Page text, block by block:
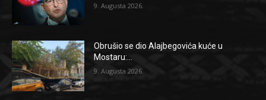
9. Augusta 2026.
Obrušio se dio Alajbegovića kuće u
Mostaru:...
9. Augusta 2026.